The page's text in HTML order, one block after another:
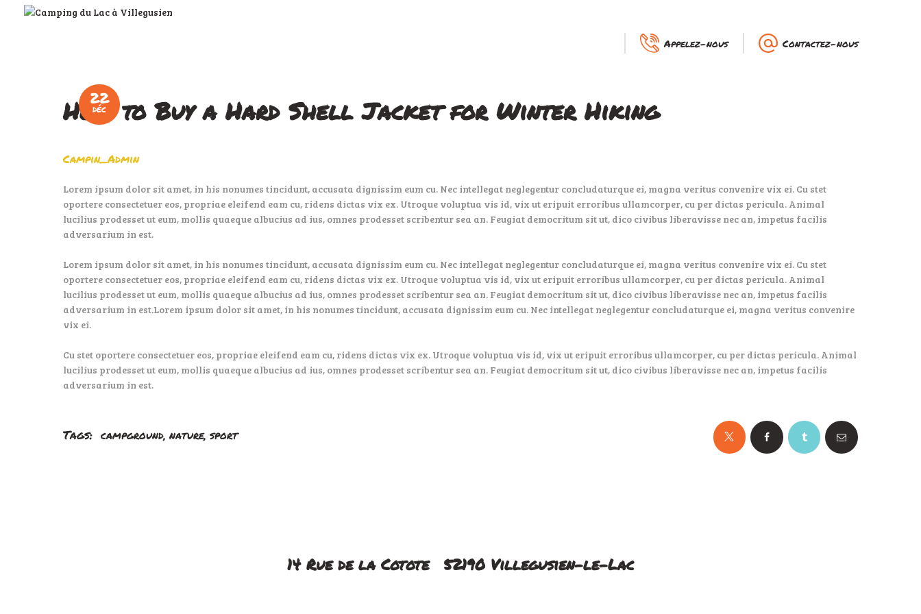
Appelez-nous Contactez-nous
A VOIR, À FAIRE
22
DÉC
How to Buy a Hard Shell Jacket for Winter Hiking
Campin_Admin
Lorem ipsum dolor sit amet, in his nonumes tincidunt, accusata dignissim eum cu. Nec intellegat neglegentur concludaturque ei, magna veritus convenire vix ei. Cu stet
oportere consectetuer eos, propriae eleifend eam cu, ridens dictas vix ex. Utroque voluptua vis id, vix ut eripuit erroribus ullamcorper, cu per dictas pericula. Animal
lucilius prodesset ut eum, mollis quaeque albucius ad ius, omnes prodesset scribentur sea an. Feugiat democritum sit ut, dico civibus liberavisse nec an, impetus facilis
adversarium in est.
Lorem ipsum dolor sit amet, in his nonumes tincidunt, accusata dignissim eum cu. Nec intellegat neglegentur concludaturque ei, magna veritus convenire vix ei. Cu stet
oportere consectetuer eos, propriae eleifend eam cu, ridens dictas vix ex. Utroque voluptua vis id, vix ut eripuit erroribus ullamcorper, cu per dictas pericula. Animal
lucilius prodesset ut eum, mollis quaeque albucius ad ius, omnes prodesset scribentur sea an. Feugiat democritum sit ut, dico civibus liberavisse nec an, impetus facilis
adversarium in est.Lorem ipsum dolor sit amet, in his nonumes tincidunt, accusata dignissim eum cu. Nec intellegat neglegentur concludaturque ei, magna veritus convenire
vix ei.
Cu stet oportere consectetuer eos, propriae eleifend eam cu, ridens dictas vix ex. Utroque voluptua vis id, vix ut eripuit erroribus ullamcorper, cu per dictas pericula. Animal
lucilius prodesset ut eum, mollis quaeque albucius ad ius, omnes prodesset scribentur sea an. Feugiat democritum sit ut, dico civibus liberavisse nec an, impetus facilis
adversarium in est.
Tags: CAMPGROUND, NATURE, SPORT
14 Rue de la Cotote 52190 Villegusien-le-Lac